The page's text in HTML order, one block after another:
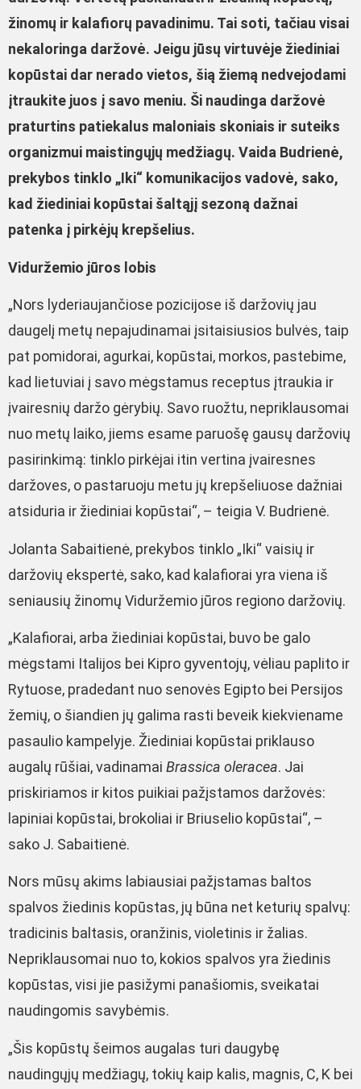
žinomų ir kalafiorų pavadinimu. Tai soti, tačiau visai
nekaloringa daržovė. Jeigu jūsų virtuvėje žiediniai
kopūstai dar nerado vietos, šią žiemą nedvejodami
įtraukite juos į savo meniu. Ši naudinga daržovė
praturtins patiekalus maloniais skoniais ir suteiks
organizmui maistingųjų medžiagų. Vaida Budrienė,
prekybos tinklo „Iki“ komunikacijos vadovė, sako,
kad žiediniai kopūstai šaltąjį sezoną dažnai
patenka į pirkėjų krepšelius.
Viduržemio jūros lobis
„Nors lyderiaujančiose pozicijose iš daržovių jau
daugelį metų nepajudinamai įsitaisiusios bulvės, taip
pat pomidorai, agurkai, kopūstai, morkos, pastebime,
kad lietuviai į savo mėgstamus receptus įtraukia ir
įvairesnių daržo gėrybių. Savo ruožtu, nepriklausomai
nuo metų laiko, jiems esame paruošę gausų daržovių
pasirinkimą: tinklo pirkėjai itin vertina įvairesnes
daržoves, o pastaruoju metu jų krepšeliuose dažniai
atsiduria ir žiediniai kopūstai“, – teigia V. Budrienė.
Jolanta Sabaitienė, prekybos tinklo „Iki“ vaisių ir
daržovių ekspertė, sako, kad kalafiorai yra viena iš
seniausių žinomų Viduržemio jūros regiono daržovių.
„Kalafiorai, arba žiediniai kopūstai, buvo be galo
mėgstami Italijos bei Kipro gyventojų, vėliau paplito ir
Rytuose, pradedant nuo senovės Egipto bei Persijos
žemių, o šiandien jų galima rasti beveik kiekviename
pasaulio kampelyje. Žiediniai kopūstai priklauso
augalų rūšiai, vadinamai Brassica oleracea. Jai
priskiriamos ir kitos puikiai pažįstamos daržovės:
lapiniai kopūstai, brokoliai ir Briuselio kopūstai“, –
sako J. Sabaitienė.
Nors mūsų akims labiausiai pažįstamas baltos
spalvos žiedinis kopūstas, jų būna net keturių spalvų:
tradicinis baltasis, oranžinis, violetinis ir žalias.
Nepriklausomai nuo to, kokios spalvos yra žiedinis
kopūstas, visi jie pasižymi panašiomis, sveikatai
naudingomis savybėmis.
„Šis kopūstų šeimos augalas turi daugybę
naudingųjų medžiagų, tokių kaip kalis, magnis, C, K bei